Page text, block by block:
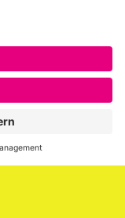
Seit 2009 schreibt